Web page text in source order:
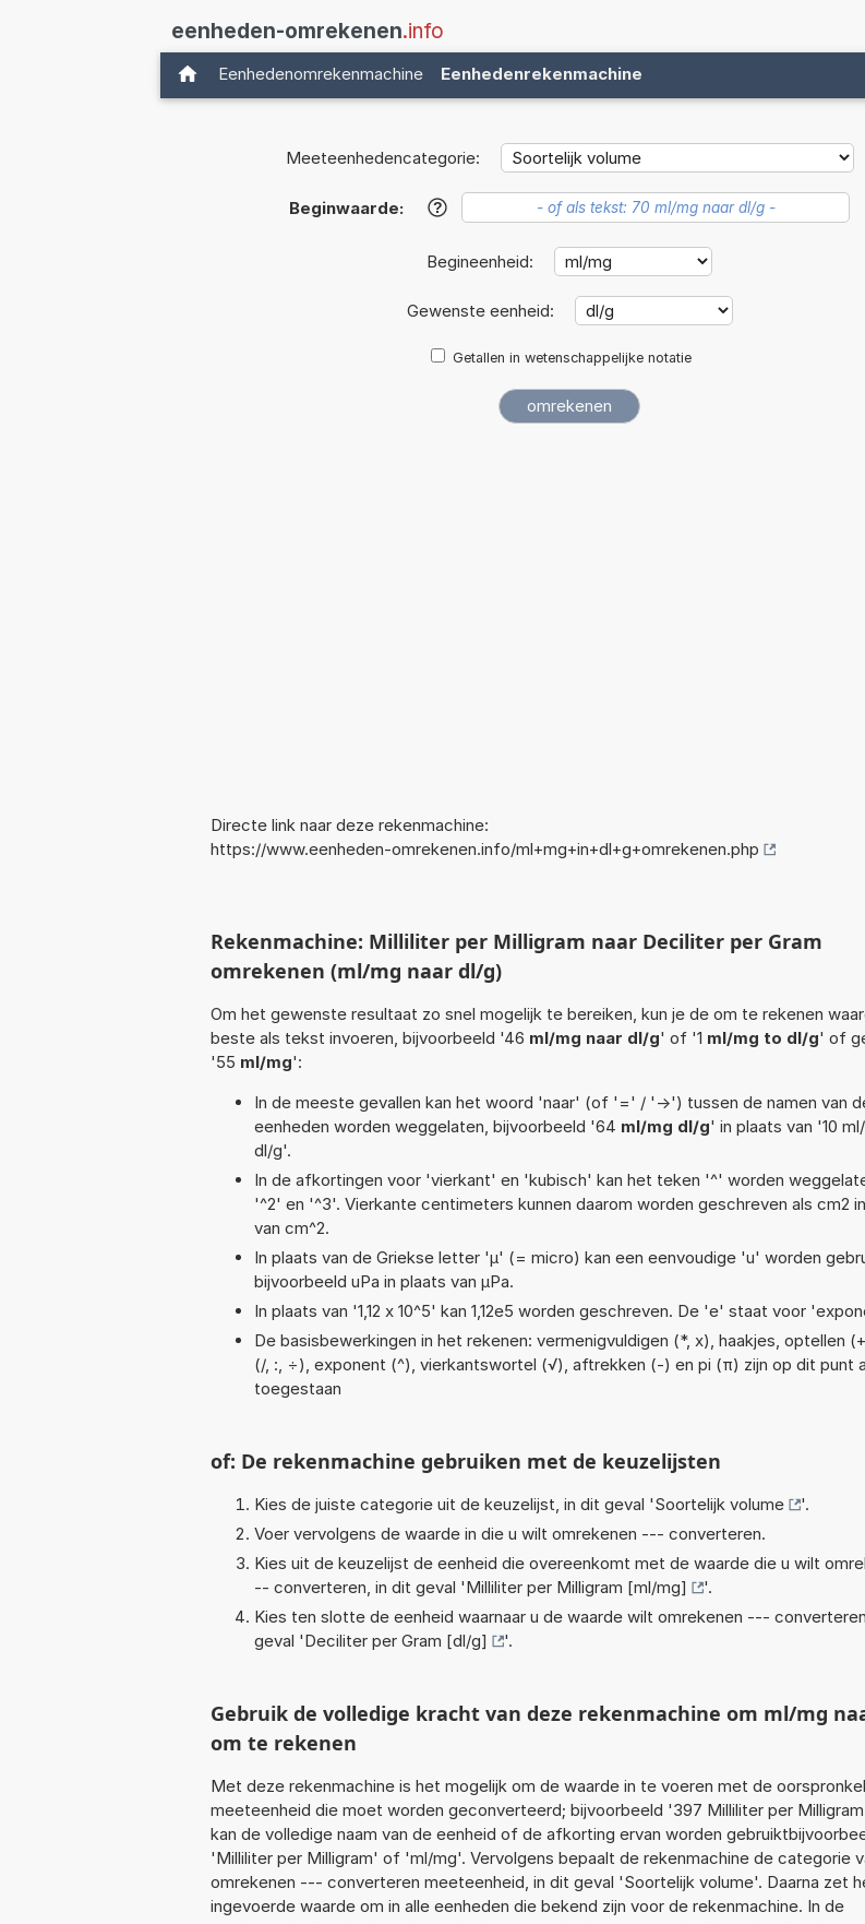
eenheden-omrekenen.info
Eenhedenomrekenmachine Eenhedenrekenmachine
Meeteenhedencategorie:
Beginwaarde: ?
Begineenheid:
Gewenste eenheid:
Getallen in wetenschappelijke notatie
Directe link naar deze rekenmachine:
https://www.eenheden-omrekenen.info/ml+mg+in+dl+g+omrekenen.php
Rekenmachine: Milliliter per Milligram naar Deciliter per Gram
omrekenen (ml/mg naar dl/g)
Om het gewenste resultaat zo snel mogelijk te bereiken, kun je de om te rekenen
beste als tekst invoeren, bijvoorbeeld '46 ml/mg naar dl/g' of '1 ml/mg to dl/g' of
'55 ml/mg':
In de meeste gevallen kan het woord 'naar' (of '=' / '->') tussen de namen van
eenheden worden weggelaten, bijvoorbeeld '64 ml/mg dl/g' in plaats van '10
dl/g'.
In de afkortingen voor 'vierkant' en 'kubisch' kan het teken '^' worden
'^2' en '^3'. Vierkante centimeters kunnen daarom worden geschreven als cm2
van cm^2.
In plaats van de Griekse letter 'µ' (= micro) kan een eenvoudige 'u' worden
bijvoorbeeld uPa in plaats van µPa.
In plaats van '1,12 x 10^5' kan 1,12e5 worden geschreven. De 'e' staat voor
De basisbewerkingen in het rekenen: vermenigvuldigen (*, x), haakjes, optellen
(/, :, ÷), exponent (^), vierkantswortel (√), aftrekken (-) en pi (π) zijn op dit punt
toegestaan
of: De rekenmachine gebruiken met de keuzelijsten
Kies de juiste categorie uit de keuzelijst, in dit geval 'Soortelijk volume
'.
Voer vervolgens de waarde in die u wilt omrekenen --- converteren.
Kies uit de keuzelijst de eenheid die overeenkomt met de waarde die u wilt
-- converteren, in dit geval 'Milliliter per Milligram [ml/mg]
'.
Kies ten slotte de eenheid waarnaar u de waarde wilt omrekenen ---
geval 'Deciliter per Gram [dl/g] '.
Gebruik de volledige kracht van deze rekenmachine om ml/mg
om te rekenen
Met deze rekenmachine is het mogelijk om de waarde in te voeren met de
meeteenheid die moet worden geconverteerd; bijvoorbeeld '397 Milliliter per
kan de volledige naam van de eenheid of de afkorting ervan worden
'Milliliter per Milligram' of 'ml/mg'. Vervolgens bepaalt de rekenmachine de categorie
omrekenen --- converteren meeteenheid, in dit geval 'Soortelijk volume'. Daarna zet
ingevoerde waarde om in alle eenheden die bekend zijn voor de rekenmachine. In de